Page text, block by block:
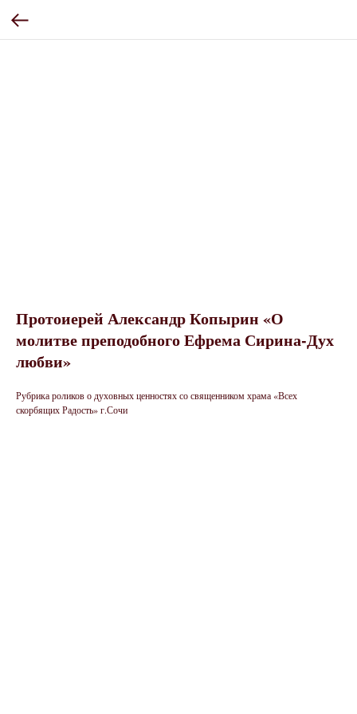
Протоиерей Александр Копырин «О
молитве преподобного Ефрема Сирина-Дух
любви»
Рубрика роликов о духовных ценностях со священником храма «Всех
скорбящих Радость» г.Сочи